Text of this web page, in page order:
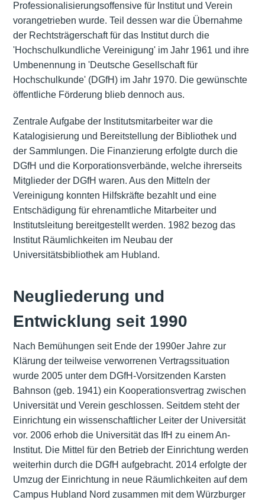
Professionalisierungsoffensive für Institut und Verein
vorangetrieben wurde. Teil dessen war die Übernahme
der Rechtsträgerschaft für das Institut durch die
'Hochschulkundliche Vereinigung' im Jahr 1961 und ihre
Umbenennung in 'Deutsche Gesellschaft für
Hochschulkunde' (DGfH) im Jahr 1970. Die gewünschte
öffentliche Förderung blieb dennoch aus.
Zentrale Aufgabe der Institutsmitarbeiter war die
Katalogisierung und Bereitstellung der Bibliothek und
der Sammlungen. Die Finanzierung erfolgte durch die
DGfH und die Korporationsverbände, welche ihrerseits
Mitglieder der DGfH waren. Aus den Mitteln der
Vereinigung konnten Hilfskräfte bezahlt und eine
Entschädigung für ehrenamtliche Mitarbeiter und
Institutsleitung bereitgestellt werden. 1982 bezog das
Institut Räumlichkeiten im Neubau der
Universitätsbibliothek am Hubland.
Neugliederung und
Entwicklung seit 1990
Nach Bemühungen seit Ende der 1990er Jahre zur
Klärung der teilweise verworrenen Vertragssituation
wurde 2005 unter dem DGfH-Vorsitzenden Karsten
Bahnson (geb. 1941) ein Kooperationsvertrag zwischen
Universität und Verein geschlossen. Seitdem steht der
Einrichtung ein wissenschaftlicher Leiter der Universität
vor. 2006 erhob die Universität das IfH zu einem An-
Institut. Die Mittel für den Betrieb der Einrichtung werden
weiterhin durch die DGfH aufgebracht. 2014 erfolgte der
Umzug der Einrichtung in neue Räumlichkeiten auf dem
Campus Hubland Nord zusammen mit dem Würzburger